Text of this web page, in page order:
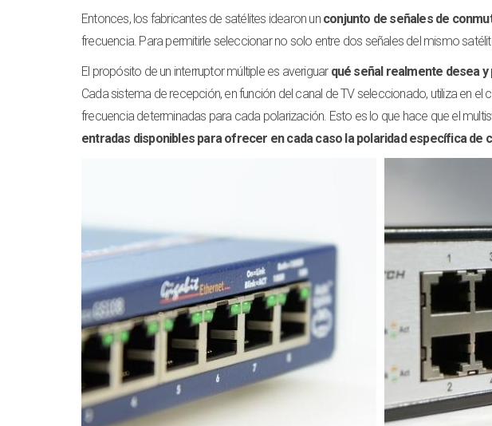
Entonces, los fabricantes de satélites idearon un conjunto de señales de
frecuencia. Para permitirle seleccionar no solo entre dos señales del mismo
El propósito de un interruptor múltiple es averiguar qué señal realmente desea
Cada sistema de recepción, en función del canal de TV seleccionado, utiliza en el
frecuencia determinadas para cada polarización. Esto es lo que hace que el
entradas disponibles para ofrecer en cada caso la polaridad específica de